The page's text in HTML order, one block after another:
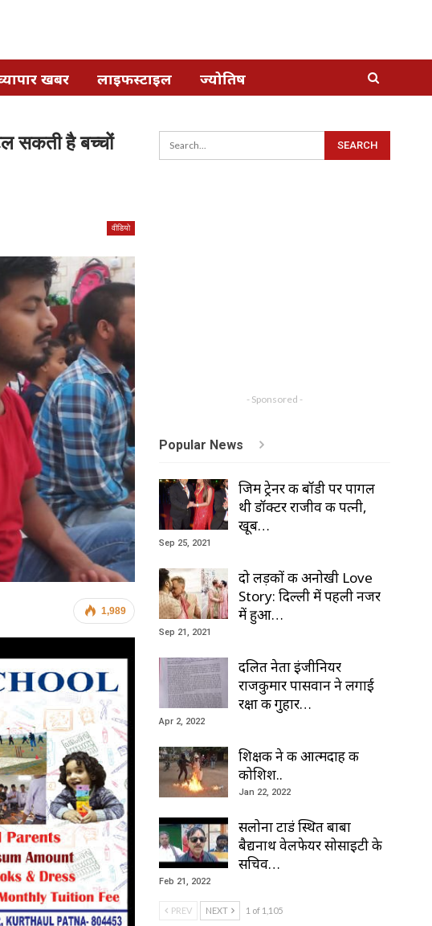
खबर लाइफस्टाइल ज्योतिष
सकती है बच्चों
वीडियो
1,989
- Sponsored -
Popular News
जिम ट्रेनर की बॉडी पर पागल
थी डॉक्टर राजीव की पत्नी,
खूब…
Sep 25, 2021
दो लड़कों की अनोखी Love
Story: दिल्ली में पहली नजर
में हुआ…
Sep 21, 2021
दलित नेता इंजीनियर
राजकुमार पासवान ने लगाई
रक्षा की गुहार…
Apr 2, 2022
शिक्षक ने की आत्मदाह की
कोशिश..
Jan 22, 2022
सलोना टाडं स्थित बाबा
बैद्यनाथ वेलफेयर सोसाइटी के
सचिव…
Feb 21, 2022
PREV NEXT 1 of 1,105